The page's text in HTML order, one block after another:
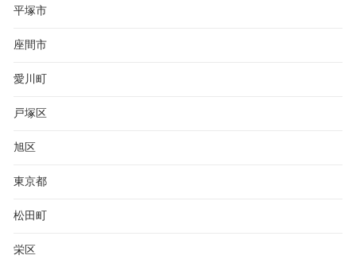
平塚市
座間市
愛川町
戸塚区
旭区
東京都
松田町
栄区